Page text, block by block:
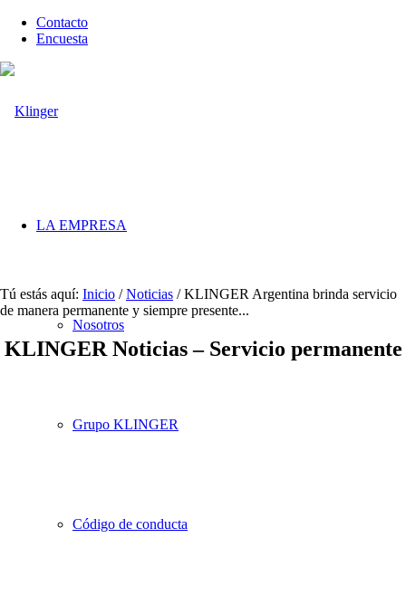
Contacto
Encuesta
LA EMPRESA
Nosotros
Grupo KLINGER
Código de conducta
Tú estás aquí: Inicio / Noticias / KLINGER Argentina brinda servicio
de manera permanente y siempre presente...
KLINGER Noticias – Servicio permanente